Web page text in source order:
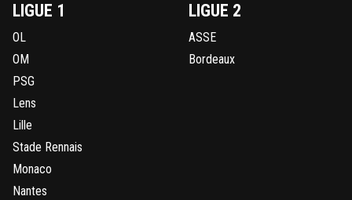
LIGUE 1
OL
OM
PSG
Lens
Lille
Stade Rennais
Monaco
Nantes
LIGUE 2
ASSE
Bordeaux